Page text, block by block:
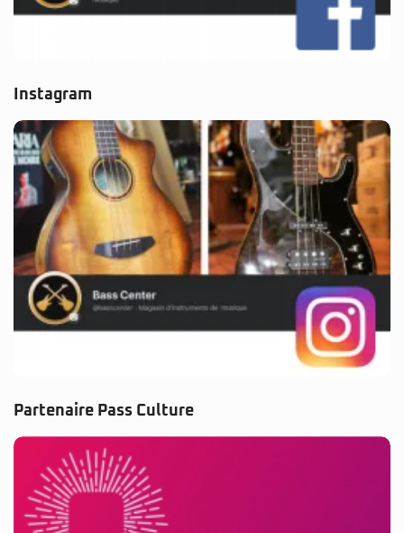
Instagram
Partenaire Pass Culture